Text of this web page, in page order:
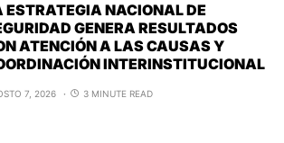
ESTRATEGIA NACIONAL DE
GENERA RESULTADOS
ATENCIÓN A LAS CAUSAS Y
INTERINSTITUCIONAL
7, 2026 3 MINUTE READ